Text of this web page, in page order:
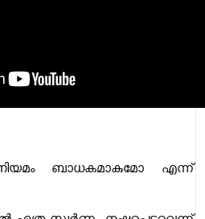
ബാധകമാകുമോ എന്ന്